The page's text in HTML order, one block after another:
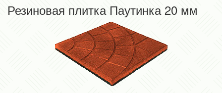
Резиновая плитка Паутинка 20 мм